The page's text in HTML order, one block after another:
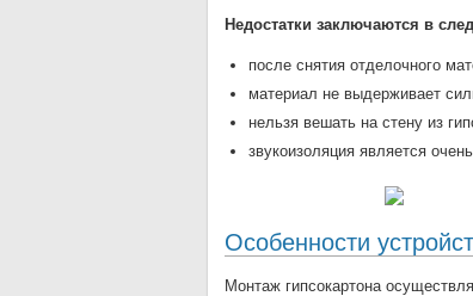
Недостатки заключаются в
после снятия отделочного
материал не выдерживает
нельзя вешать на стену из
звукоизоляция является
Особенности
Монтаж гипсокартона